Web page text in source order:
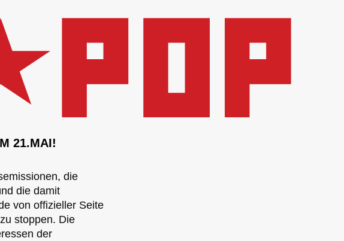
21.MAI!
die
die damit
von offizieller Seite
stoppen. Die
der